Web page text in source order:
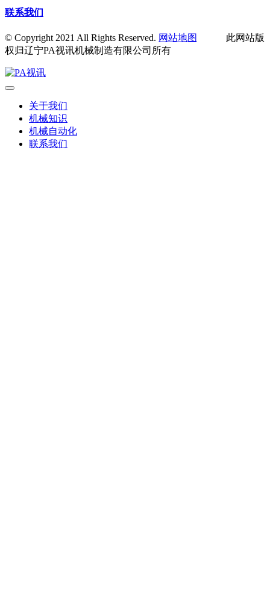
联系我们
© Copyright 2021 All Rights Reserved. 网站地图
此网站版
权归辽宁PA视讯机械制造有限公司所有
关于我们
机械知识
机械自动化
联系我们